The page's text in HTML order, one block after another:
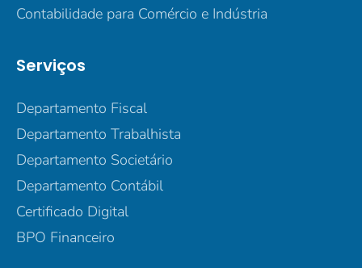
Contabilidade para Comércio e Indústria
Serviços
Departamento Fiscal
Departamento Trabalhista
Departamento Societário
Departamento Contábil
Certificado Digital
BPO Financeiro